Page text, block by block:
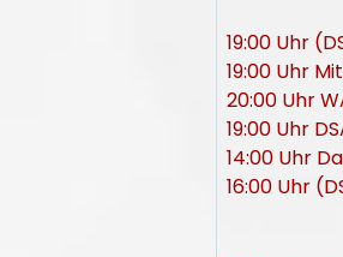
19:00 Uhr
19:00 Uhr
20:00 Uhr
19:00 Uhr
14:00 Uhr
16:00 Uhr